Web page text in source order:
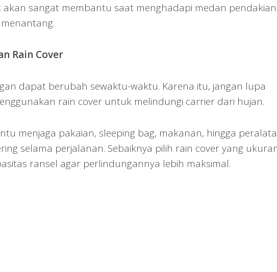
sangat membantu saat menghadapi medan pendakian
Rain Cover
dapat berubah sewaktu-waktu. Karena itu, jangan lupa
rain cover untuk melindungi carrier dari hujan.
menjaga pakaian, sleeping bag, makanan, hingga
selama perjalanan. Sebaiknya pilih rain cover yang
ransel agar perlindungannya lebih maksimal.